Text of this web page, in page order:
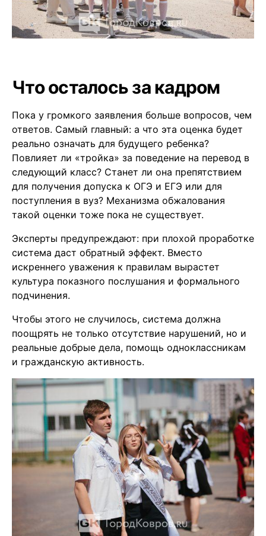
Что осталось за кадром
Пока у громкого заявления больше вопросов, чем
ответов. Самый главный: а что эта оценка будет
реально означать для будущего ребенка?
Повлияет ли «тройка» за поведение на перевод в
следующий класс? Станет ли она препятствием
для получения допуска к ОГЭ и ЕГЭ или для
поступления в вуз? Механизма обжалования
такой оценки тоже пока не существует.
Эксперты предупреждают: при плохой проработке
система даст обратный эффект. Вместо
искреннего уважения к правилам вырастет
культура показного послушания и формального
подчинения.
Чтобы этого не случилось, система должна
поощрять не только отсутствие нарушений, но и
реальные добрые дела, помощь одноклассникам
и гражданскую активность.